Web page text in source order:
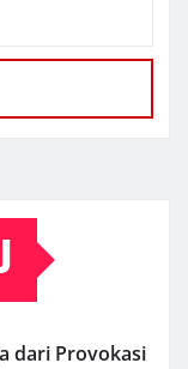
dari Provokasi